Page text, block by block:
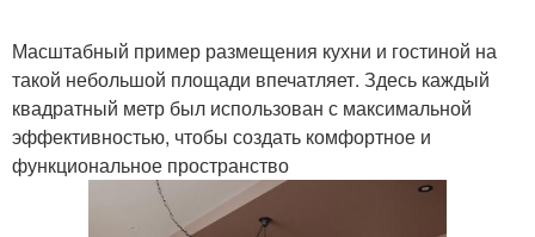
Масштабный пример размещения кухни и гостиной на
такой небольшой площади впечатляет. Здесь каждый
квадратный метр был использован с максимальной
эффективностью, чтобы создать комфортное и
функциональное пространство